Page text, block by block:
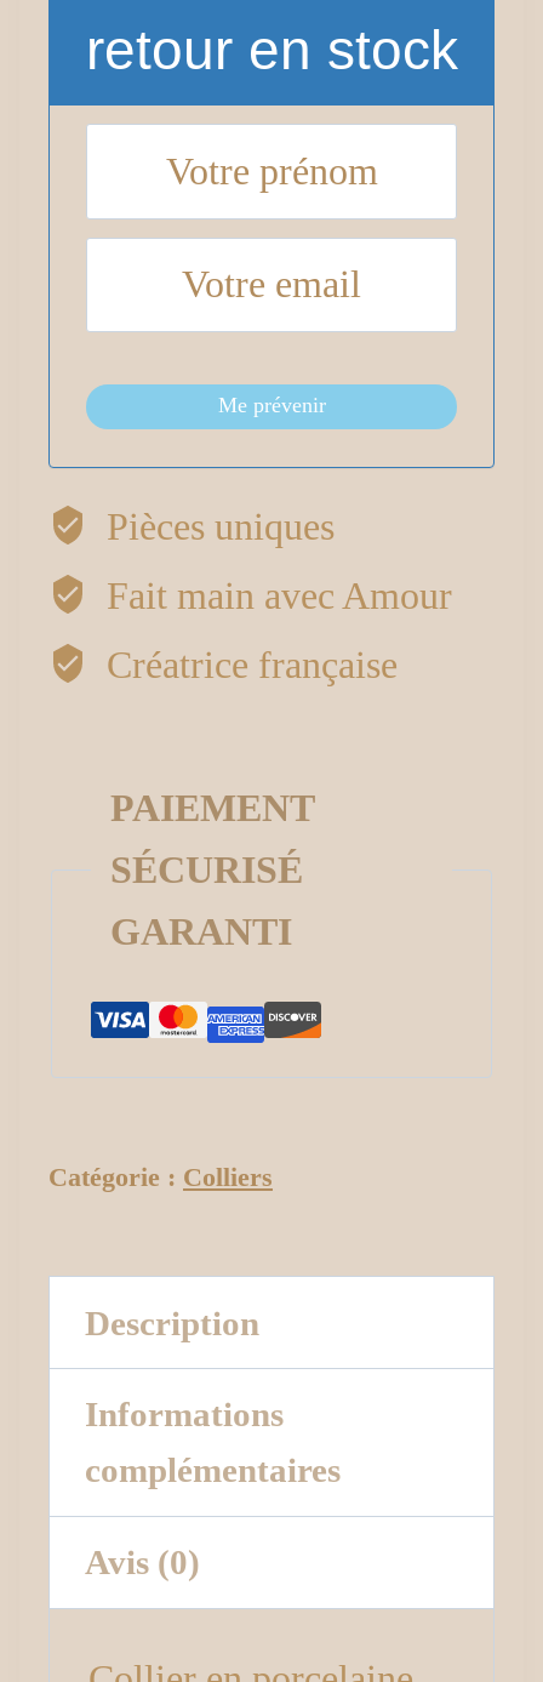
retour en stock
Me prévenir
Pièces uniques
Fait main avec Amour
Créatrice française
PAIEMENT
SÉCURISÉ
GARANTI
Catégorie : Colliers
Description
Informations
complémentaires
Avis (0)